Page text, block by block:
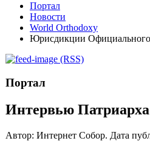
Портал
Новости
World Orthodoxy
Юрисдикции
(RSS)
Портал
Интервью
Автор: Интернет Собор. Дата